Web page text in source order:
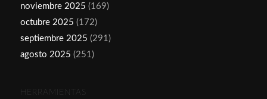
noviembre 2025 (169)
octubre 2025 (172)
septiembre 2025 (291)
agosto 2025 (251)
HERRAMIENTAS